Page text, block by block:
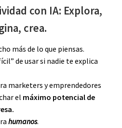
con IA: Explora,
crea.
más de lo que piensas.
de usar si nadie te explica
marketers y emprendedores
el máximo potencial de
humanos.